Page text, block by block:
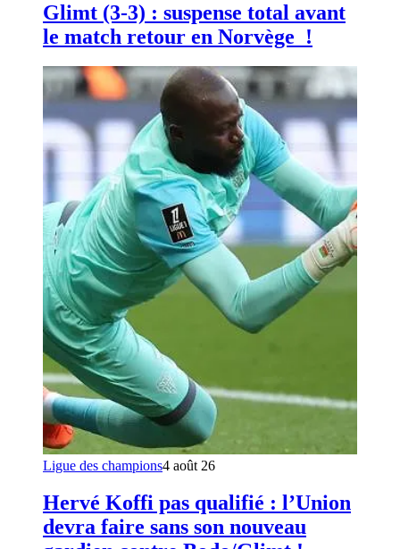
Glimt (3-3) : suspense total avant
le match retour en Norvège !
Ligue des champions4 août 26
Hervé Koffi pas qualifié : l’Union
devra faire sans son nouveau